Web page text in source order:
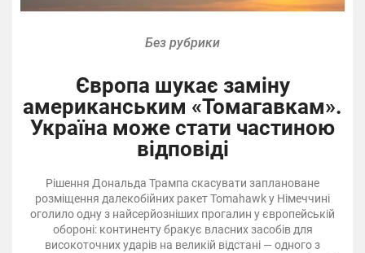
Без рубрики
Європа шукає заміну
американським «Томагавкам».
Україна може стати частиною
відповіді
Рішення Дональда Трампа скасувати заплановане
розміщення далекобійних ракет Tomahawk у Німеччині
оголило одну з найсерйозніших прогалин у європейській
обороні: континенту бракує власних засобів для
високоточних ударів на великій відстані — одного з